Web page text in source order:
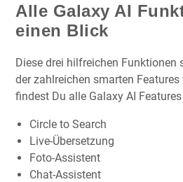
Alle Galaxy AI
einen Blick
Diese drei hilfreichen Funktionen
der zahlreichen smarten Features
findest Du alle Galaxy AI
Circle to Search
Live-Übersetzung
Foto-Assistent
Chat-Assistent